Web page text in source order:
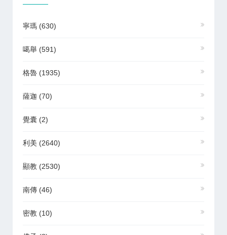
寧瑪 (630)
噶舉 (591)
格魯 (1935)
薩迦 (70)
覺囊 (2)
利美 (2640)
顯教 (2530)
南傳 (46)
密教 (10)